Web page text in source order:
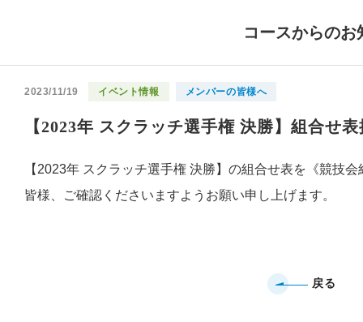
コースからのお
2023/11/19 イベント情報 メンバーの皆様へ
【2023年 スクラッチ選手権 決勝】組合せ
【2023年 スクラッチ選手権 決勝】の組合せ表を《競技
皆様、ご確認くださいますようお願い申し上げます。
戻る